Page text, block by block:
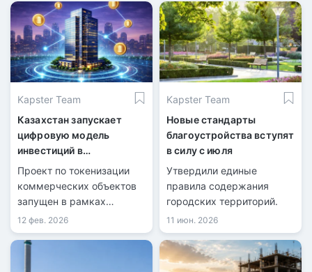
Kapster Team
Казахстан запускает
цифровую модель
инвестиций в
недвижимость
Проект по токенизации
коммерческих объектов
запущен в рамках
тестового режима.
12 фев. 2026
Kapster Team
Новые стандарты
благоустройства вступят
в силу с июля
Утвердили единые
правила содержания
городских территорий.
11 июн. 2026